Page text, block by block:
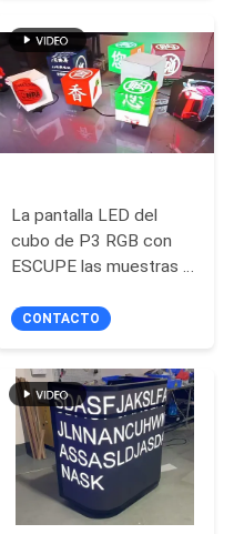
La pantalla LED del
cubo de P3 RGB con
ESCUPE las muestras al
LED del módulo
CONTACTO